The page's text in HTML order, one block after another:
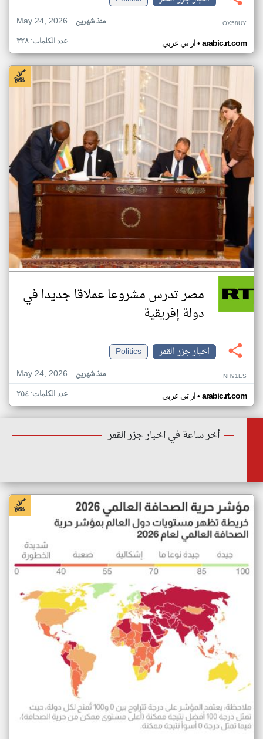
May 24, 2026
منذ شهرين OX58UY
ار تي عربي• arabic.rt.com عدد الكلمات: ٣٢٨
مصر تدرس مشروعا عملاقا جديدا في
دولة إفريقية
اخبار جزر القمر
Politics
May 24, 2026
منذ شهرين NH91ES
ار تي عربي• arabic.rt.com عدد الكلمات: ٢٥٤
أخر ساعة في اخبار جزر القمر